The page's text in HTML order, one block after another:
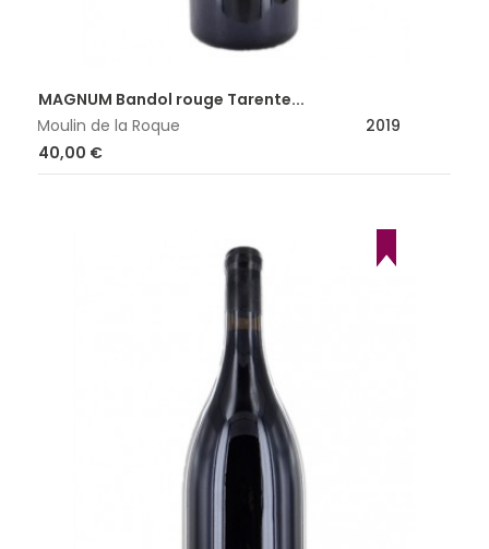
MAGNUM Bandol rouge Tarente...
Moulin de la Roque
2019
40,00 €Prix